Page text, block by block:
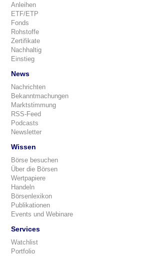
Anleihen
ETF/ETP
Fonds
Rohstoffe
Zertifikate
Nachhaltig
Einstieg
News
Nachrichten
Bekanntmachungen
Marktstimmung
RSS-Feed
Podcasts
Newsletter
Wissen
Börse besuchen
Über die Börsen
Wertpapiere
Handeln
Börsenlexikon
Publikationen
Events und Webinare
Services
Watchlist
Portfolio